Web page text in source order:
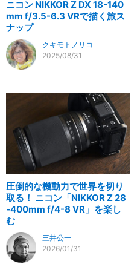
ニコン NIKKOR Z DX 18-140
mm f/3.5-6.3 VRで描く旅ス
ナップ
クキモトノリコ
2025/08/31
圧倒的な機動力で世界を切り
取る！ ニコン「NIKKOR Z 28
-400mm f/4-8 VR」を楽し
む
三井公一
2026/01/31